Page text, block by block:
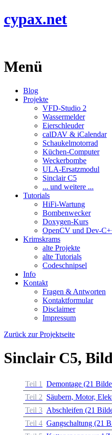
cypax.net
Menü
Blog
Projekte
VFD-Studio 2
Wassermelder
Eierschleuder
calDAV & iCalendar
Schaukelmotorrad
Küchen-Computer
Weckerbombe
ULA-Ersatzmodul
Sinclair C5
... und weitere ...
Tutorials
HiFi-Wartung
Bombenwecker
Doxygen-Kurs
OpenCV und Dev-
Krimskrams
alte Projekte
alte Tutorials
Codeschnipsel
Info
Kontakt
Fragen & Antworten
Kontaktformular
Disclaimer
Impressum
Zurück zur Projektseite
Sinclair C5,
Teil 1
Demontage (21
Teil 2 Säubern, Motor,
Teil 3 Abschleifen (21
Teil 4 Gangschaltung (21